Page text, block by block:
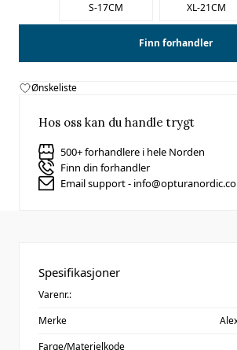
S-17CM XL-21CM
Finn forhandler
Ønskeliste
Hos oss kan du handle trygt
500+ forhandlere i hele Norden
Finn din forhandler
Email support -
Spesifikasjoner
Varenr.:
Merke
Farge/Materielkode